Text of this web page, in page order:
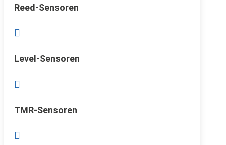
Reed-Sensoren

Level-Sensoren

TMR-Sensoren
